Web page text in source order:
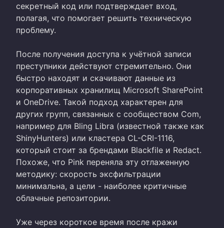
секретный код или подтверждает вход,
полагая, что помогает решить техническую
проблему.
После получения доступа к учётной записи
преступники действуют стремительно. Они
быстро находят и скачивают данные из
корпоративных хранилищ Microsoft SharePoint
и OneDrive. Такой подход характерен для
других групп, связанных с сообществом Com,
например для Bling Libra (известной также как
ShinyHunters) или кластера CL-CRI-1116,
который стоит за брендами Blackfile и Redact.
Похоже, что Pink переняла эту отлаженную
методику: скорость эксфильтрации
минимальна, а цели - наиболее критичные
облачные репозитории.
Уже через короткое время после кражи